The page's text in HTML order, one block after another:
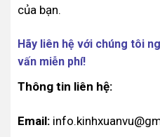
của bạn.
Hãy liên hệ với chúng tôi
vấn miễn phí!
Thông tin liên hệ:
Email: